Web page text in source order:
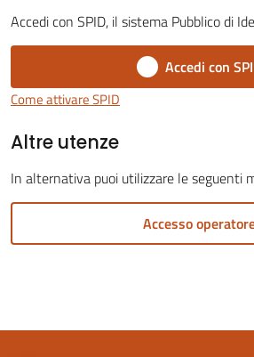
on-
Tutti
Accedi con SPID, il sistema Pubblico di
Accedi con
Come attivare SPID
Altre utenze
In alternativa puoi utilizzare le seguenti
Accesso